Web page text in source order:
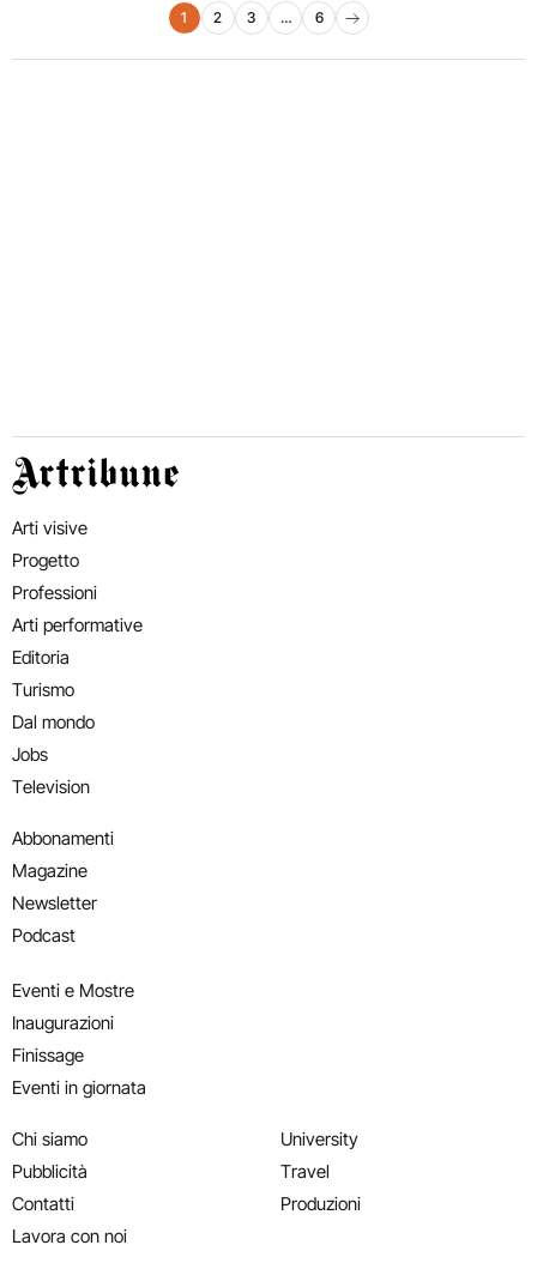
Paginazione degli articoli
1 2 3 … 6
Pagina successiva
Artribune
Arti visive
Progetto
Professioni
Arti performative
Editoria
Turismo
Dal mondo
Jobs
Television
Abbonamenti
Magazine
Newsletter
Podcast
Eventi e Mostre
Inaugurazioni
Finissage
Eventi in giornata
Chi siamo
Pubblicità
Contatti
Lavora con noi
University
Travel
Produzioni